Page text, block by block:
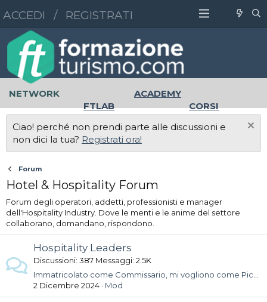
ACCEDI / REGISTRATI
NETWORK
ACADEMY
FTLAB
CORSI
LAVORO
Ciao! perché non prendi parte alle discussioni e
non dici la tua? Registrati ora!
Forum
Hotel & Hospitality Forum
Forum degli operatori, addetti, professionisti e manager
dell'Hospitality Industry. Dove le menti e le anime del settore
collaborano, domandano, rispondono.
Hospitality Leaders
Discussioni 387 Messaggi 2.5K
2 Dicembre 2024
Mod